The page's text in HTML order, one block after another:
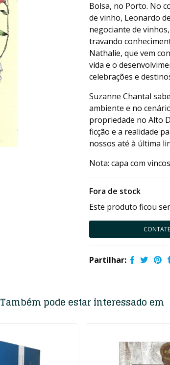
Bolsa, no Porto. No
de vinho, Leonardo
negociante de
travando
Nathalie, que vem
vida e o
celebrações e
Suzanne Chantal
ambiente e no
propriedade no Alto
ficção e a realidade
nossos até à última
Nota: capa com
Fora de stock
Este produto ficou
Partilhar:
Também pode estar interessado em